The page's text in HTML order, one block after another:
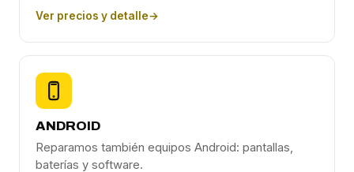
Ver precios y detalle→
ANDROID
Reparamos también equipos Android: pantallas,
baterías y software.